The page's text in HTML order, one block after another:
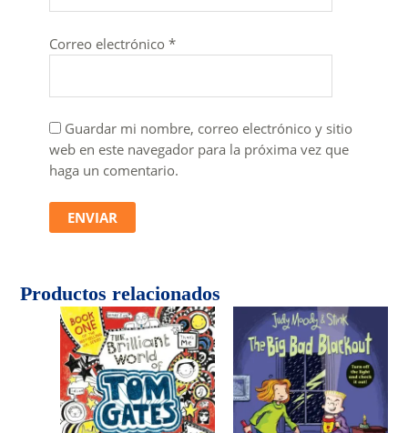
Correo electrónico *
Guardar mi nombre, correo electrónico y sitio
web en este navegador para la próxima vez que
haga un comentario.
Productos relacionados